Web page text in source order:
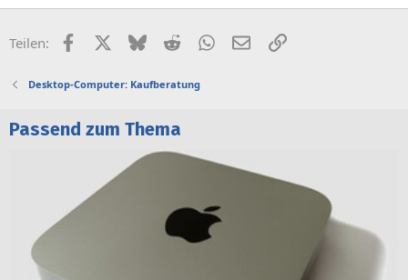
Teilen: FacebookX (Twitter)
BlueskyRedditWhatsApp
E-MailLink
Desktop-Computer: Kaufberatung
Passend zum Thema